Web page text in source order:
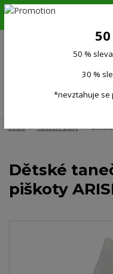
6.-16.8.26. DOVOLENÁ !!! 50
(Po-Pá 9:00-
Úvod Taneční boty
Dětské
piškoty
50 %
30 %
*nevztahuje se